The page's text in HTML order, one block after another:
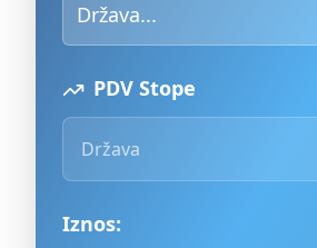
Država...
PDV Stope
Država
Iznos: